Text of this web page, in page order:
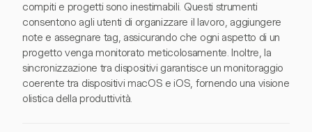
compiti e progetti sono inestimabili. Questi strumenti
consentono agli utenti di organizzare il lavoro, aggiungere
note e assegnare tag, assicurando che ogni aspetto di un
progetto venga monitorato meticolosamente. Inoltre, la
sincronizzazione tra dispositivi garantisce un monitoraggio
coerente tra dispositivi macOS e iOS, fornendo una visione
olistica della produttività.